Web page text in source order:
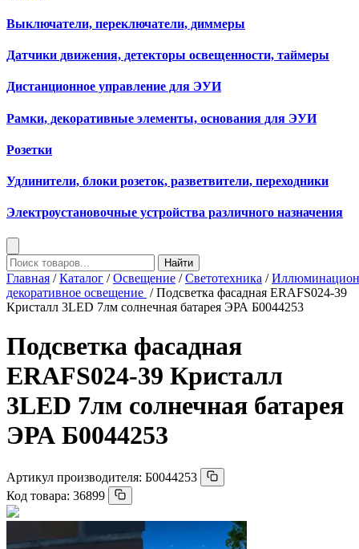
Выключатели, переключатели, диммеры
Датчики движения, детекторы освещенности, таймеры
Дистанционное управление для ЭУИ
Рамки, декоративные элементы, основания для ЭУИ
Розетки
Удлинители, блоки розеток, разветвители, переходники
Электроустановочные устройства различного назначения
Найти
Главная /Каталог /Освещение /Светотехника /
декоративное освещение / Подсветка фасадная ERAFS024-39
Кристалл 3LED 7лм солнечная батарея ЭРА Б0044253
Подсветка фасадная
ERAFS024-39 Кристалл
3LED 7лм солнечная батарея
ЭРА Б0044253
Артикул производителя: Б0044253
Код товара: 36899